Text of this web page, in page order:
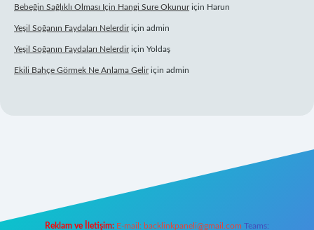
Bebeğin Sağlıklı Olması Için Hangi Sure Okunuriçin Harun
Yeşil Soğanın Faydaları Nelerdiriçin admin
Yeşil Soğanın Faydaları Nelerdiriçin Yoldaş
Ekili Bahçe Görmek Ne Anlama Geliriçin admin
Reklam ve İletişim: E-mail: backlinkpaneli@gmail.com Teams: